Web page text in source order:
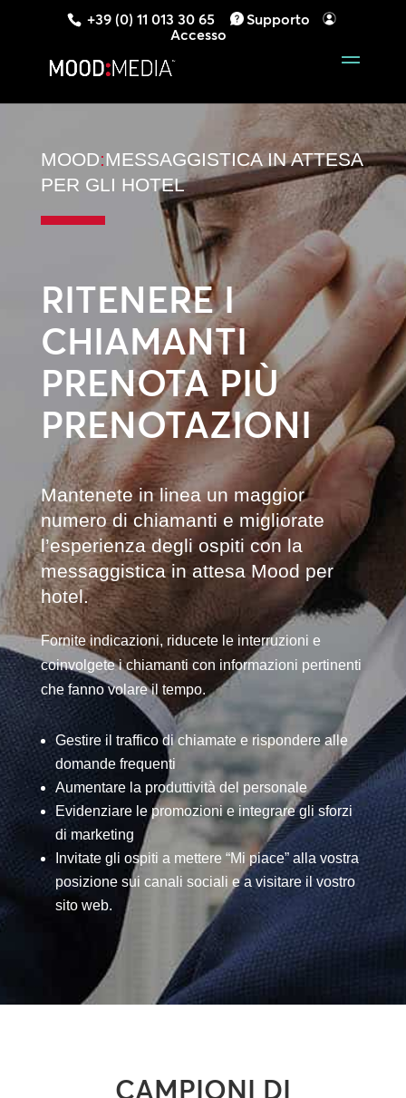
+39 (0) 11 013 30 65
Supporto
Accesso
MOOD:MESSAGGISTICA IN ATTESA
PER GLI HOTEL
RITENERE I
CHIAMANTI
PRENOTA PIÙ
PRENOTAZIONI
Mantenete in linea un maggior
numero di chiamanti e migliorate
l’esperienza degli ospiti con la
messaggistica in attesa Mood per
hotel.
Fornite indicazioni, riducete le interruzioni e
coinvolgete i chiamanti con informazioni pertinenti
che fanno volare il tempo.
Gestire il traffico di chiamate e rispondere alle
domande frequenti
Aumentare la produttività del personale
Evidenziare le promozioni e integrare gli sforzi
di marketing
Invitate gli ospiti a mettere “Mi piace” alla vostra
posizione sui canali sociali e a visitare il vostro
sito web.
CAMPIONI DI